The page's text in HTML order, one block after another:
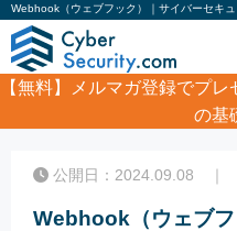
Webhook（ウェブフック）｜サイバーセキ
【無料】
メルマガ登録でプ
の基
公開日：2024.09.08 ｜
Webhook（ウェブフ